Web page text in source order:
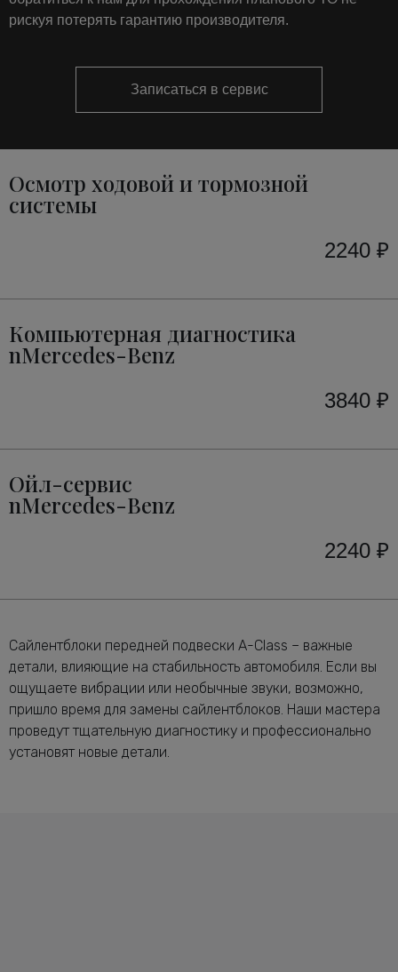
рискуя потерять гарантию производителя.
Записаться в сервис
Осмотр ходовой и тормозной
системы
2240 ₽
Компьютерная диагностика
nMercedes-Benz
3840 ₽
Ойл-сервис
nMercedes-Benz
2240 ₽
Сайлентблоки передней подвески A-Class – важные
детали, влияющие на стабильность автомобиля. Если вы
ощущаете вибрации или необычные звуки, возможно,
пришло время для замены сайлентблоков. Наши мастера
проведут тщательную диагностику и профессионально
установят новые детали.